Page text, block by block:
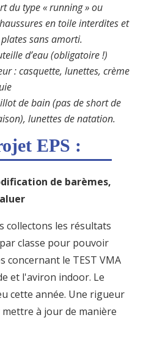
du type « running » ou
en toile interdites et
sans amorti.
d’eau (obligatoire !)
: casquette, lunettes, crème
de bain (pas de short de
lunettes de natation.
EPS :
de barèmes,
collectons les résultats
classe pour pouvoir
concernant le TEST VMA
et l'aviron indoor. Le
cette année. Une rigueur
à jour de manière